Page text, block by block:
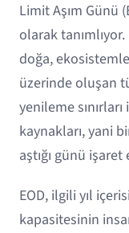
Limit Aşım Günü
olarak
doğa,
üzerinde oluşan
yenileme
kaynakları, yani
aştığı günü işaret
EOD, ilgili yıl
kapasitesinin